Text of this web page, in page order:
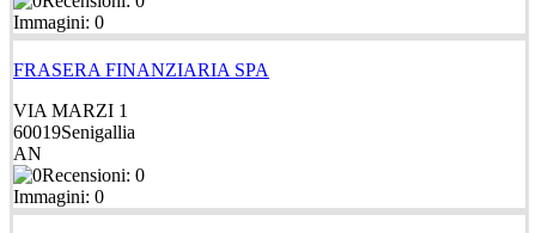
Immagini: 0
FRASERA FINANZIARIA SPA
VIA MARZI 1
60019Senigallia
AN
Recensioni: 0
Immagini: 0